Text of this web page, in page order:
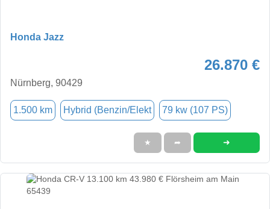
Honda Jazz
26.870 €
Nürnberg, 90429
1.500 km Hybrid (Benzin/Elekt 79 kw (107 PS)
★ ➦ ➜